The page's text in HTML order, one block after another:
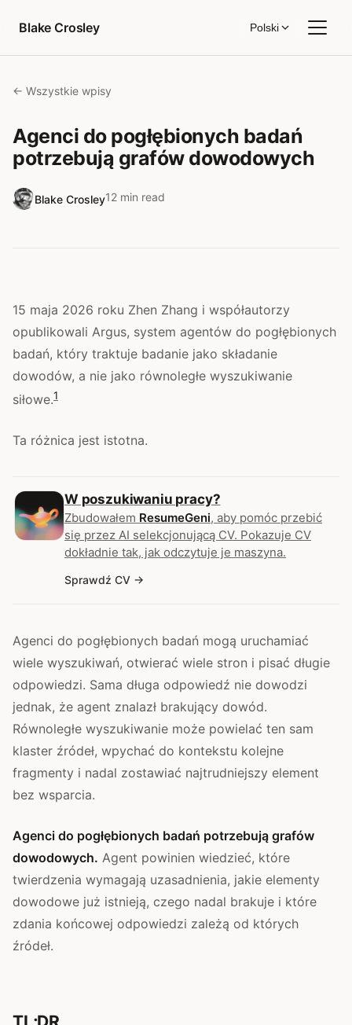
Blake Crosley
Polski
← Wszystkie wpisy
Agenci do pogłębionych badań
potrzebują grafów dowodowych
Blake Crosley12 min read
15 maja 2026 roku Zhen Zhang i współautorzy
opublikowali Argus, system agentów do pogłębionych
badań, który traktuje badanie jako składanie
dowodów, a nie jako równoległe wyszukiwanie
siłowe.1
Ta różnica jest istotna.
W poszukiwaniu pracy?
Zbudowałem ResumeGeni, aby pomóc przebić
się przez AI selekcjonującą CV. Pokazuje CV
dokładnie tak, jak odczytuje je maszyna.
Sprawdź CV
Agenci do pogłębionych badań mogą uruchamiać
wiele wyszukiwań, otwierać wiele stron i pisać długie
odpowiedzi. Sama długa odpowiedź nie dowodzi
jednak, że agent znalazł brakujący dowód.
Równoległe wyszukiwanie może powielać ten sam
klaster źródeł, wpychać do kontekstu kolejne
fragmenty i nadal zostawiać najtrudniejszy element
bez wsparcia.
Agenci do pogłębionych badań potrzebują grafów
dowodowych. Agent powinien wiedzieć, które
twierdzenia wymagają uzasadnienia, jakie elementy
dowodowe już istnieją, czego nadal brakuje i które
zdania końcowej odpowiedzi zależą od których
źródeł.